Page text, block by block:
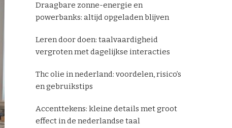
Draagbare zonne-energie en
powerbanks: altijd opgeladen blijven
Leren door doen: taalvaardigheid
vergroten met dagelijkse interacties
Thc olie in nederland: voordelen, risico’s
en gebruikstips
Accenttekens: kleine details met groot
effect in de nederlandse taal